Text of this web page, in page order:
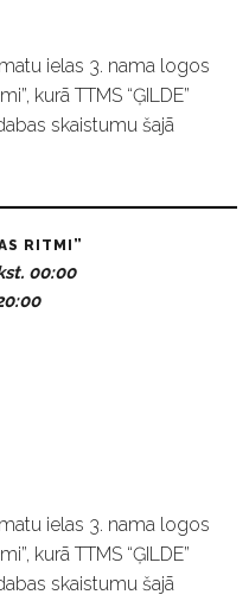
ielas 3. nama logos
kurā TTMS “ĢILDE”
skaistumu šajā
RITMI”
00:00
ielas 3. nama logos
kurā TTMS “ĢILDE”
skaistumu šajā